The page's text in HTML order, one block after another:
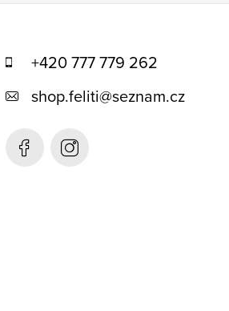
+420 777 779 262
shop.feliti@seznam.cz